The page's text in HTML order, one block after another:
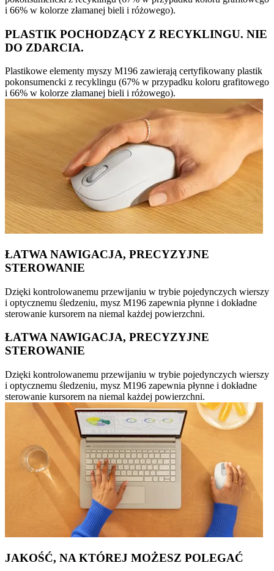
i 66% w kolorze złamanej bieli i różowego).
PLASTIK POCHODZĄCY Z RECYKLINGU. NIE
DO ZDARCIA.
Plastikowe elementy myszy M196 zawierają certyfikowany plastik
pokonsumencki z recyklingu (67% w przypadku koloru grafitowego
i 66% w kolorze złamanej bieli i różowego).
ŁATWA NAWIGACJA, PRECYZYJNE
STEROWANIE
Dzięki kontrolowanemu przewijaniu w trybie pojedynczych wierszy
i optycznemu śledzeniu, mysz M196 zapewnia płynne i dokładne
sterowanie kursorem na niemal każdej powierzchni.
ŁATWA NAWIGACJA, PRECYZYJNE
STEROWANIE
Dzięki kontrolowanemu przewijaniu w trybie pojedynczych wierszy
i optycznemu śledzeniu, mysz M196 zapewnia płynne i dokładne
sterowanie kursorem na niemal każdej powierzchni.
JAKOŚĆ, NA KTÓREJ MOŻESZ POLEGAĆ